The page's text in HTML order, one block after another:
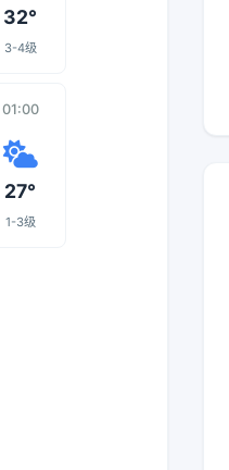
32°
3-4级
01:00
27°
1-3级